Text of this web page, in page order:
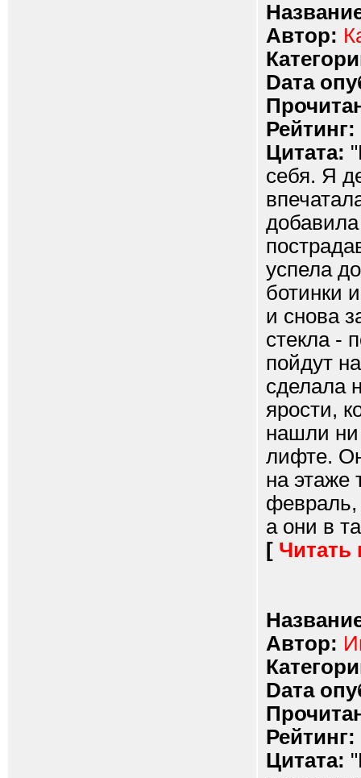
Автор:
Dата
Рейтинг:
Цитата:
себя. Я
успела
ботинки
и снова
стекла -
пойдут
сделала
ярости,
нашли ни
лифте.
на этаже
февраль,
а они в
[ Читать
Автор:
Dата
Рейтинг:
Цитата: